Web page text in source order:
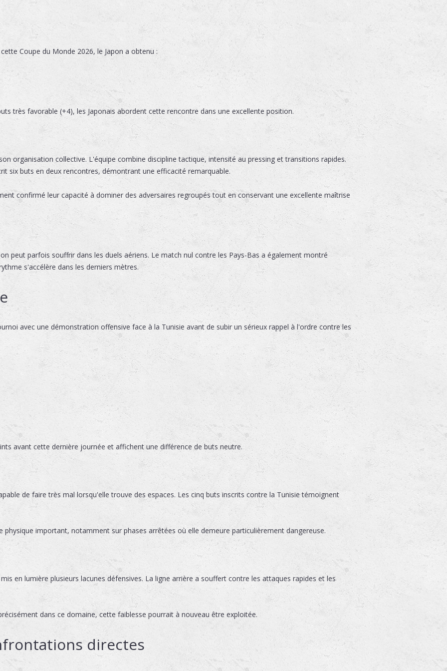
Coupe du Monde 2026, le Japon a obtenu :
très favorable (+4), les Japonais abordent cette rencontre dans une excellente position.
organisation collective. L'équipe combine discipline tactique, intensité au pressing et transitions rapides.
six buts en deux rencontres, démontrant une efficacité remarquable.
confirmé leur capacité à dominer des adversaires regroupés tout en conservant une excellente maîtrise
peut parfois souffrir dans les duels aériens. Le match nul contre les Pays-Bas a également montré
s'accélère dans les derniers mètres.
avec une démonstration offensive face à la Tunisie avant de subir un sérieux rappel à l'ordre contre les
avant cette dernière journée et affichent une différence de buts neutre.
de faire très mal lorsqu'elle trouve des espaces. Les cinq buts inscrits contre la Tunisie témoignent
physique important, notamment sur phases arrêtées où elle demeure particulièrement dangereuse.
en lumière plusieurs lacunes défensives. La ligne arrière a souffert contre les attaques rapides et les
dans ce domaine, cette faiblesse pourrait à nouveau être exploitée.
directes